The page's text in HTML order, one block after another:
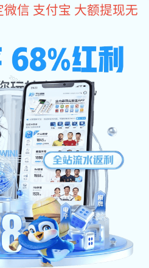
运国际 - 豪运国际>豪运国际资讯>
行业豪运国际
『豪运国际杯』江苏省
七届